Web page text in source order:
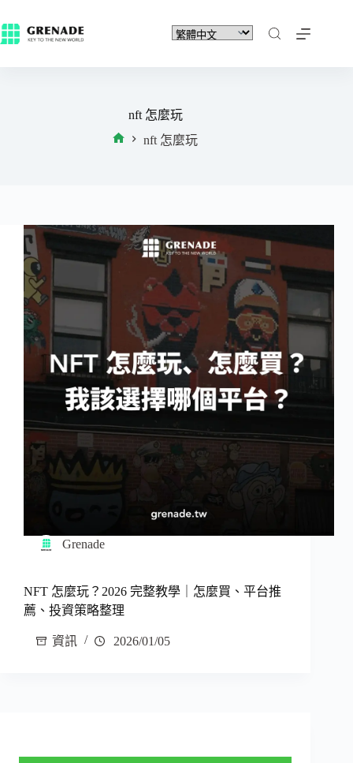
nft 怎麼玩
nft 怎麼玩
Grenade
NFT 怎麼玩？2026 完整教學｜怎麼買、平台推
薦、投資策略整理
資訊 2026/01/05